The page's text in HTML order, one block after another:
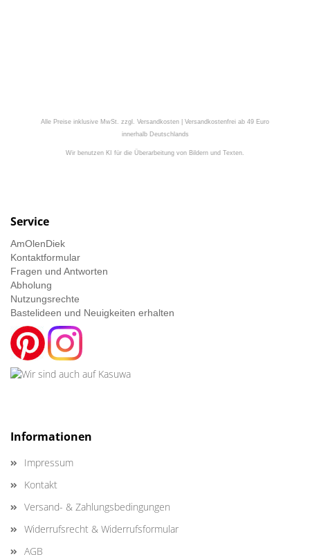
Alle Preise inklusive MwSt. zzgl. Versandkosten | Versandkostenfrei ab 49 Euro
innerhalb Deutschlands
Wir benutzen KI für die Überarbeitung von Bildern und Texten.
Service
AmOlenDiek
Kontaktformular
Fragen und Antworten
Abholung
Nutzungsrechte
Bastelideen und Neuigkeiten erhalten
Informationen
Impressum
Kontakt
Versand- & Zahlungsbedingungen
Widerrufsrecht & Widerrufsformular
AGB